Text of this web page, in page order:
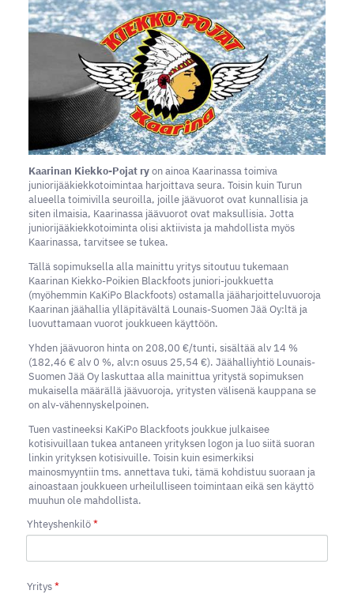
Kaarinan Kiekko-Pojat ryon ainoa Kaarinassa toimiva
juniorijääkiekkotoimintaa harjoittava seura. Toisin kuin Turun
alueella toimivilla seuroilla, joille jäävuorot ovat kunnallisia ja
siten ilmaisia, Kaarinassa jäävuorot ovat maksullisia. Jotta
juniorijääkiekkotoiminta olisi aktiivista ja mahdollista myös
Kaarinassa, tarvitsee se tukea.
Tällä sopimuksella alla mainittu yritys sitoutuu tukemaan
Kaarinan Kiekko-Poikien Blackfoots juniori-joukkuetta
(myöhemmin KaKiPo Blackfoots) ostamalla jääharjoitteluvuoroja
Kaarinan jäähallia ylläpitävältä Lounais-Suomen Jää Oy:ltä ja
luovuttamaan vuorot joukkueen käyttöön.
Yhden jäävuoron hinta on 208,00 €/tunti, sisältää alv 14 %
(182,46 € alv 0 %, alv:n osuus 25,54 €). Jäähalliyhtiö Lounais-
Suomen Jää Oy laskuttaa alla mainittua yritystä sopimuksen
mukaisella määrällä jäävuoroja, yritysten välisenä kauppana se
on alv-vähennyskelpoinen.
Tuen vastineeksi KaKiPo Blackfoots joukkue julkaisee
kotisivuillaan tukea antaneen yrityksen logon ja luo siitä suoran
linkin yrityksen kotisivuille. Toisin kuin esimerkiksi
mainosmyyntiin tms. annettava tuki, tämä kohdistuu suoraan ja
ainoastaan joukkueen urheilulliseen toimintaan eikä sen käyttö
muuhun ole mahdollista.
Yhteyshenkilö*
Yritys*